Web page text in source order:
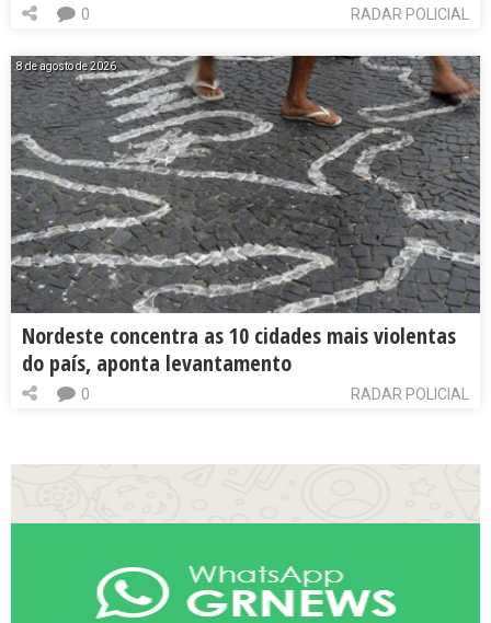
RADAR POLICIAL
0
8 de agosto de 2026
Nordeste concentra as 10 cidades mais violentas
do país, aponta levantamento
RADAR POLICIAL
0